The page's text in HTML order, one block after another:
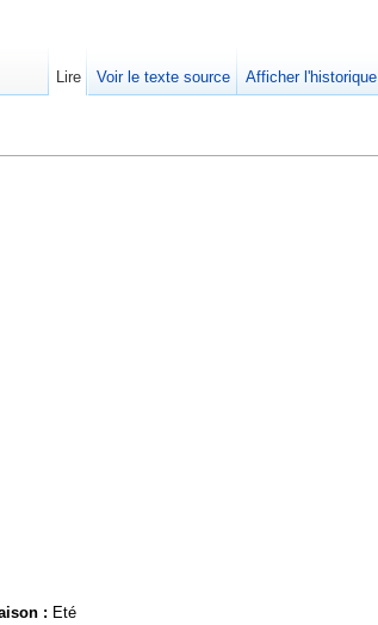
: Eté
Lire Voir le texte source Afficher l'historique